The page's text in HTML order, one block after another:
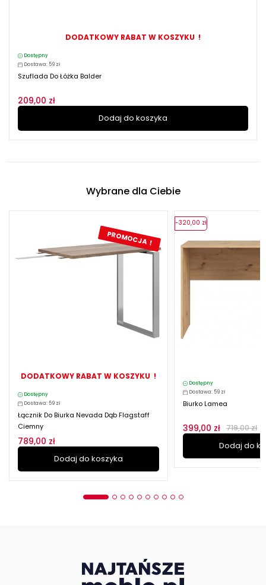
DODATKOWY RABAT W KOSZYKU !
Dostępny
Dostawa: 59 zł
Szuflada Do Łóżka Balder
209,00 zł
Dodaj do koszyka
Wybrane dla Ciebie
PROMOCJA !
DODATKOWY RABAT W KOSZYKU !
Dostępny
Dostawa: 59 zł
Łącznik Do Biurka Nevada Dąb Flagstaff
Ciemny
789,00 zł
Dodaj do koszyka
Dostępny
Dostawa: 59 zł
Biurko Lamea
399,00 zł 719,00 zł
Dodaj do
-320,00 zł